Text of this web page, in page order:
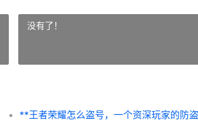
没有了！